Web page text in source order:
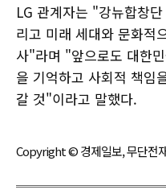
LG 관계자는 "강뉴합창
리고 미래 세대와 문화적
사"라며 "앞으로도 대한
을 기억하고 사회적 책임
갈 것"이라고 말했다.
Copyright © 경제일보, 무단전